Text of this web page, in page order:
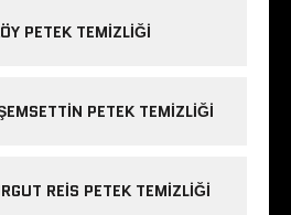
PETEK TEMIZLIĞI
PETEK TEMIZLIĞI
REIS PETEK TEMIZLIĞI